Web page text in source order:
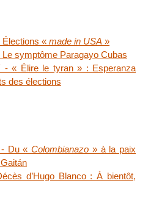
Élections « made in USA »
Le symptôme Paragayo Cubas
- « Élire le tyran » : Esperanza
des élections
Du « Colombianazo » à la paix
d’Hugo Blanco : À bientôt,